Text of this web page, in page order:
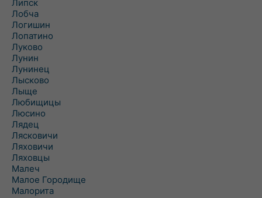
Липск
Лобча
Логишин
Лопатино
Луково
Лунин
Лунинец
Лысково
Лыще
Любищицы
Люсино
Лядец
Лясковичи
Ляховичи
Ляховцы
Малеч
Малое Городище
Малорита